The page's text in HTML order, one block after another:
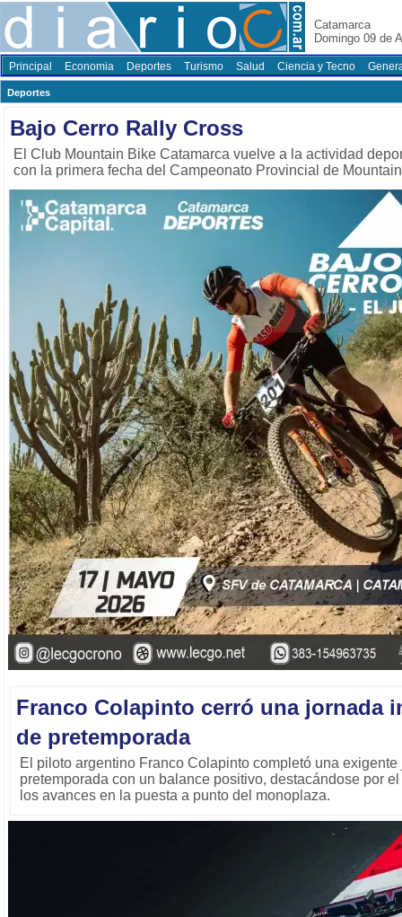
Catamarca
Domingo 09 de
Principal Economia Deportes Turismo Salud Ciencia y Tecno
Deportes
Bajo Cerro Rally Cross
El Club Mountain Bike Catamarca vuelve a la actividad
con la primera fecha del Campeonato Provincial de
Franco Colapinto cerró una jornada
de pretemporada
El piloto argentino Franco Colapinto completó una
pretemporada con un balance positivo, destacándose por
los avances en la puesta a punto del monoplaza.